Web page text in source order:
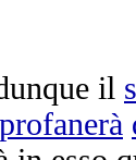
il
profanerà